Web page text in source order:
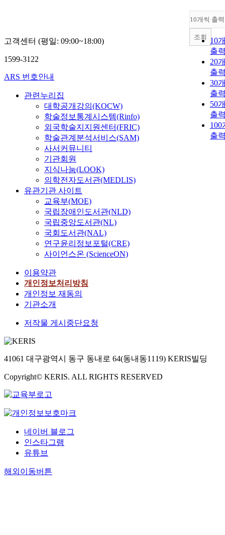
10개씩 출력
10
출
20
출
30
출
50
출
100
출
조회
고객센터 (평일: 09:00~18:00)
1599-3122
ARS 번호안내
관련누리집
대학공개강의(KOCW)
학술정보통계시스템(Rinfo)
외국학술지지원센터(FRIC)
학술관계분석서비스(SAM)
사서커뮤니티
기관회원
지식나눔(LOOK)
의학전자도서관(MEDLIS)
유관기관 사이트
교육부(MOE)
국립장애인도서관(NLD)
국립중앙도서관(NL)
국회도서관(NAL)
연구윤리정보포털(CRE)
사이언스온 (ScienceON)
이용약관
개인정보처리방침
개인정보 재동의
기관소개
저작물 게시중단요청
41061 대구광역시 동구 동내로 64(동내동1119) KERIS빌딩
Copyright© KERIS. ALL RIGHTS RESERVED
네이버 블로그
인스타그램
유튜브
해외이동버튼